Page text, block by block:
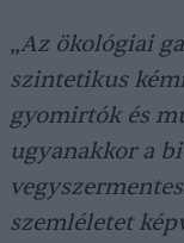
„Az ökológiai
szintetikus
gyomirtók és
ugyanakkor a
szemléletet